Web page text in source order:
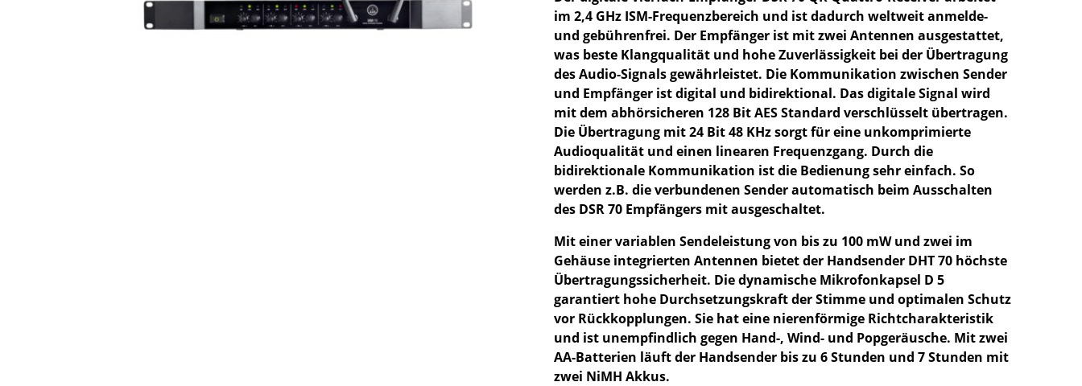
im 2,4 GHz ISM-Frequenzbereich und ist dadurch weltweit anmelde-
und gebührenfrei. Der Empfänger ist mit zwei Antennen ausgestattet,
was beste Klangqualität und hohe Zuverlässigkeit bei der Übertragung
des Audio-Signals gewährleistet. Die Kommunikation zwischen Sender
und Empfänger ist digital und bidirektional. Das digitale Signal wird
mit dem abhörsicheren 128 Bit AES Standard verschlüsselt übertragen.
Die Übertragung mit 24 Bit 48 KHz sorgt für eine unkomprimierte
Audioqualität und einen linearen Frequenzgang. Durch die
bidirektionale Kommunikation ist die Bedienung sehr einfach. So
werden z.B. die verbundenen Sender automatisch beim Ausschalten
des DSR 70 Empfängers mit ausgeschaltet.
Mit einer variablen Sendeleistung von bis zu 100 mW und zwei im
Gehäuse integrierten Antennen bietet der Handsender DHT 70 höchste
Übertragungssicherheit. Die dynamische Mikrofonkapsel D 5
garantiert hohe Durchsetzungskraft der Stimme und optimalen Schutz
vor Rückkopplungen. Sie hat eine nierenförmige Richtcharakteristik
und ist unempfindlich gegen Hand-, Wind- und Popgeräusche. Mit zwei
AA-Batterien läuft der Handsender bis zu 6 Stunden und 7 Stunden mit
zwei NiMH Akkus.